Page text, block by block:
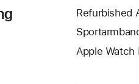
Refurbished
Apple Watch